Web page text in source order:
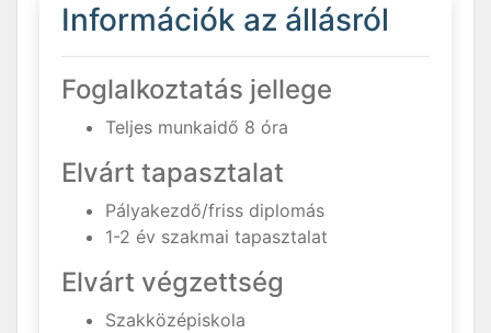
Információk az állásról
Foglalkoztatás jellege
Teljes munkaidő 8 óra
Elvárt tapasztalat
Pályakezdő/friss diplomás
1-2 év szakmai tapasztalat
Elvárt végzettség
Szakközépiskola